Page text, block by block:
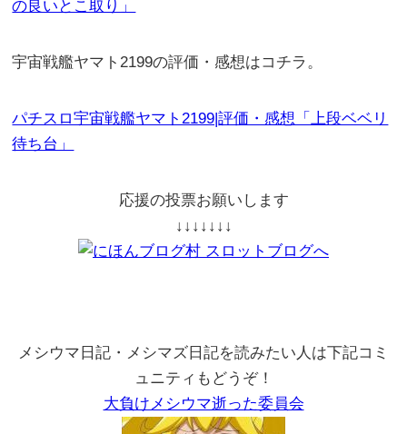
の良いとこ取り」
宇宙戦艦ヤマト2199の評価・感想はコチラ。
パチスロ宇宙戦艦ヤマト2199|評価・感想「上段ベベリ
待ち台」
応援の投票お願いします
↓↓↓↓↓↓↓
メシウマ日記・メシマズ日記を読みたい人は下記コミ
ュニティもどうぞ！
大負けメシウマ逝った委員会